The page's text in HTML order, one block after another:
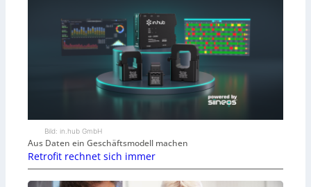
Bild: in.hub GmbH
Aus Daten ein Geschäftsmodell machen
Retrofit rechnet sich immer